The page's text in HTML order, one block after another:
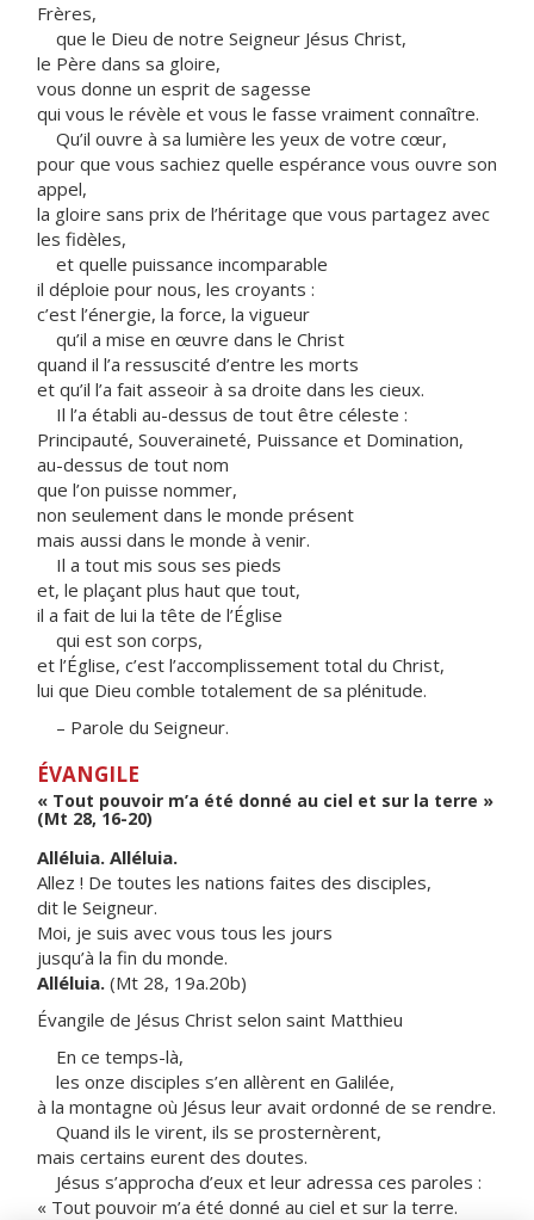
Frères,
que le Dieu de notre Seigneur Jésus Christ,
le Père dans sa gloire,
vous donne un esprit de sagesse
qui vous le révèle et vous le fasse vraiment connaître.
Qu’il ouvre à sa lumière les yeux de votre cœur,
pour que vous sachiez quelle espérance vous ouvre son
appel,
la gloire sans prix de l’héritage que vous partagez avec
les fidèles,
et quelle puissance incomparable
il déploie pour nous, les croyants :
c’est l’énergie, la force, la vigueur
qu’il a mise en œuvre dans le Christ
quand il l’a ressuscité d’entre les morts
et qu’il l’a fait asseoir à sa droite dans les cieux.
Il l’a établi au-dessus de tout être céleste :
Principauté, Souveraineté, Puissance et Domination,
au-dessus de tout nom
que l’on puisse nommer,
non seulement dans le monde présent
mais aussi dans le monde à venir.
Il a tout mis sous ses pieds
et, le plaçant plus haut que tout,
il a fait de lui la tête de l’Église
qui est son corps,
et l’Église, c’est l’accomplissement total du Christ,
lui que Dieu comble totalement de sa plénitude.
– Parole du Seigneur.
ÉVANGILE
« Tout pouvoir m’a été donné au ciel et sur la terre »
(Mt 28, 16-20)
Alléluia. Alléluia.
Allez ! De toutes les nations faites des disciples,
dit le Seigneur.
Moi, je suis avec vous tous les jours
jusqu’à la fin du monde.
Alléluia. (Mt 28, 19a.20b)
Évangile de Jésus Christ selon saint Matthieu
En ce temps-là,
les onze disciples s’en allèrent en Galilée,
à la montagne où Jésus leur avait ordonné de se rendre.
Quand ils le virent, ils se prosternèrent,
mais certains eurent des doutes.
Jésus s’approcha d’eux et leur adressa ces paroles :
« Tout pouvoir m’a été donné au ciel et sur la terre.